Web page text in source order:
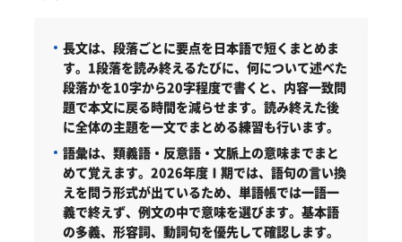
長文は、段落ごとに要点を日本語で短くまとめま
す。 1段落を読み終えるたびに、何について述べた
段落かを10字から20字程度で書くと、内容一致問
題で本文に戻る時間を減らせます。読み終えた後
に全体の主題を一文でまとめる練習も行います。
語彙は、類義語・反意語・文脈上の意味までまと
めて覚えます。 2026年度Ⅰ期では、語句の言い換
えを問う形式が出ているため、単語帳では一語一
義で終えず、例文の中で意味を選びます。基本語
の多義、形容詞、動詞句を優先して確認します。